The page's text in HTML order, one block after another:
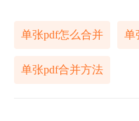
单张pdf怎么合并 单
单张pdf合并方法